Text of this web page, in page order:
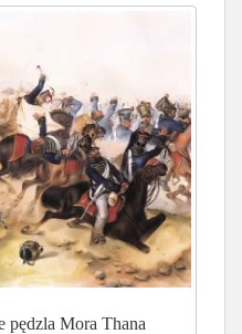
pędzla Mora Thana